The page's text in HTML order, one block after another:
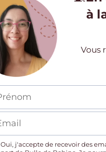
à
Vous
Oui, j'accepte de recevoir des